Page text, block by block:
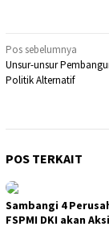
Navigasi
pos
Pos sebelumnya
Unsur-unsur
Politik Alternatif
POS TERKAIT
Sambangi 4
FSPMI DKI akan